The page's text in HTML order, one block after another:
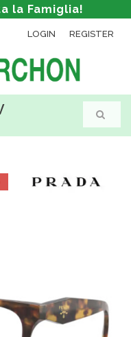
la Famiglia!
LOGIN REGISTER